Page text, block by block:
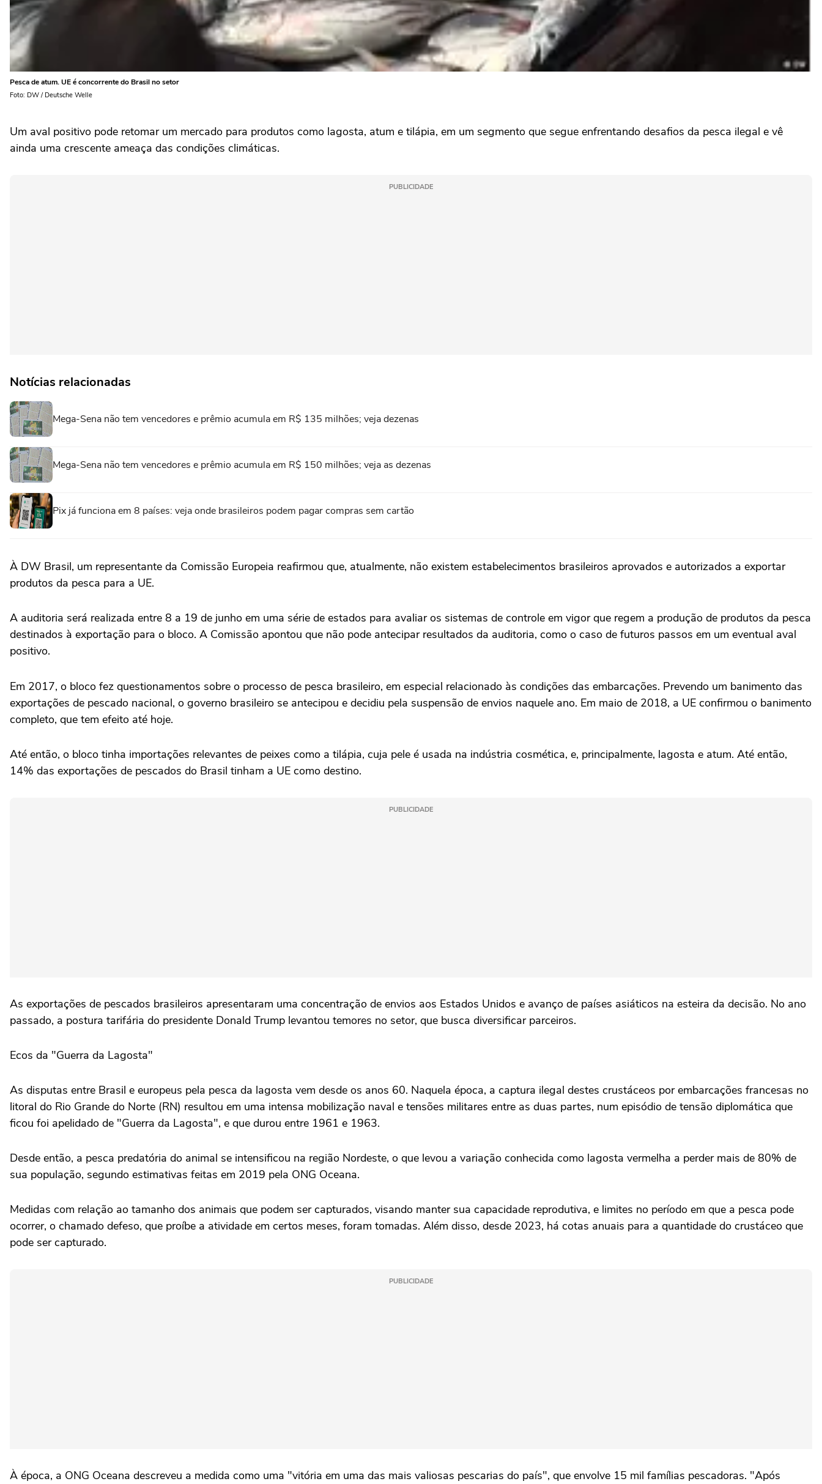
Pesca de atum. UE é concorrente do Brasil no setor
Foto: DW / Deutsche Welle
Um aval positivo pode retomar um mercado para produtos como lagosta, atum e tilápia, em um segmento que segue enfrentando desafios da pesca ilegal e vê
ainda uma crescente ameaça das condições climáticas.
PUBLICIDADE
Notícias relacionadas
Mega-Sena não tem vencedores e prêmio acumula em R$ 135 milhões; veja dezenas
Mega-Sena não tem vencedores e prêmio acumula em R$ 150 milhões; veja as dezenas
Pix já funciona em 8 países: veja onde brasileiros podem pagar compras sem cartão
À DW Brasil, um representante da Comissão Europeia reafirmou que, atualmente, não existem estabelecimentos brasileiros aprovados e autorizados a exportar
produtos da pesca para a UE.
A auditoria será realizada entre 8 a 19 de junho em uma série de estados para avaliar os sistemas de controle em vigor que regem a produção de produtos da pesca
destinados à exportação para o bloco. A Comissão apontou que não pode antecipar resultados da auditoria, como o caso de futuros passos em um eventual aval
positivo.
Em 2017, o bloco fez questionamentos sobre o processo de pesca brasileiro, em especial relacionado às condições das embarcações. Prevendo um banimento das
exportações de pescado nacional, o governo brasileiro se antecipou e decidiu pela suspensão de envios naquele ano. Em maio de 2018, a UE confirmou o banimento
completo, que tem efeito até hoje.
Até então, o bloco tinha importações relevantes de peixes como a tilápia, cuja pele é usada na indústria cosmética, e, principalmente, lagosta e atum. Até então,
14% das exportações de pescados do Brasil tinham a UE como destino.
PUBLICIDADE
As exportações de pescados brasileiros apresentaram uma concentração de envios aos Estados Unidos e avanço de países asiáticos na esteira da decisão. No ano
passado, a postura tarifária do presidente Donald Trump levantou temores no setor, que busca diversificar parceiros.
Ecos da "Guerra da Lagosta"
As disputas entre Brasil e europeus pela pesca da lagosta vem desde os anos 60. Naquela época, a captura ilegal destes crustáceos por embarcações francesas no
litoral do Rio Grande do Norte (RN) resultou em uma intensa mobilização naval e tensões militares entre as duas partes, num episódio de tensão diplomática que
ficou foi apelidado de "Guerra da Lagosta", e que durou entre 1961 e 1963.
Desde então, a pesca predatória do animal se intensificou na região Nordeste, o que levou a variação conhecida como lagosta vermelha a perder mais de 80% de
sua população, segundo estimativas feitas em 2019 pela ONG Oceana.
Medidas com relação ao tamanho dos animais que podem ser capturados, visando manter sua capacidade reprodutiva, e limites no período em que a pesca pode
ocorrer, o chamado defeso, que proíbe a atividade em certos meses, foram tomadas. Além disso, desde 2023, há cotas anuais para a quantidade do crustáceo que
pode ser capturado.
PUBLICIDADE
À época, a ONG Oceana descreveu a medida como uma "vitória em uma das mais valiosas pescarias do país", que envolve 15 mil famílias pescadoras. "Após